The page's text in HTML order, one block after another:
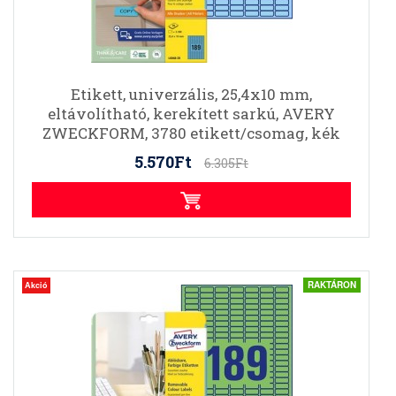
Etikett, univerzális, 25,4x10 mm,
eltávolítható, kerekített sarkú, AVERY
ZWECKFORM, 3780 etikett/csomag, kék
5.570Ft 6.305Ft
Akció RAKTÁRON